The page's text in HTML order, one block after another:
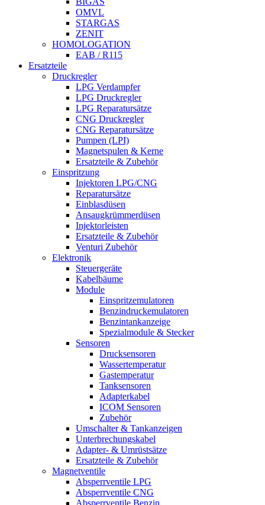
OMVL
STARGAS
ZENIT
HOMOLOGATION
EAB / R115
Ersatzteile
Druckregler
LPG Verdampfer
LPG Druckregler
LPG Reparatursätze
CNG Druckregler
CNG Reparatursätze
Pumpen (LPI)
Magnetspulen & Kerne
Ersatzteile & Zubehör
Einspritzung
Injektoren LPG/CNG
Reparatursätze
Einblasdüsen
Ansaugkrümmerdüsen
Injektorleisten
Ersatzteile & Zubehör
Venturi Zubehör
Elektronik
Steuergeräte
Kabelbäume
Module
Einspritzemulatoren
Benzindruckemulatoren
Benzintankanzeige
Spezialmodule & Stecker
Sensoren
Drucksensoren
Wassertemperatur
Gastemperatur
Tanksensoren
Adapterkabel
ICOM Sensoren
Zubehör
Umschalter & Tankanzeigen
Unterbrechungskabel
Adapter- & Umrüstsätze
Ersatzteile & Zubehör
Magnetventile
Absperrventile LPG
Absperrventile CNG
Absperrventile Benzin